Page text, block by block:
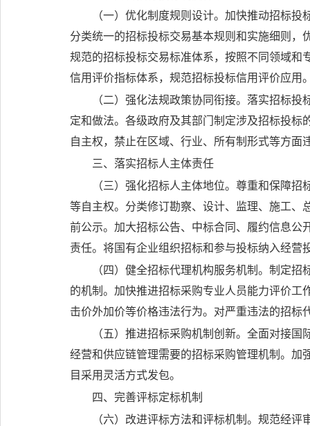
（一）优化制度规则设计。 加快推动招标投
分类统一的招标投标交易基本规则和实施细则
规范的招标投标交易标准体系，按照不同领域和
信用评价指标体系，规范招标投标信用评价应用
（二）强化法规政策协同衔接。 落实招标投
定和做法。各级政府及其部门制定涉及招标投
自主权，禁止在区域、行业、所有制形式等方面
三、落实招标人主体责任
（三）强化招标人主体地位。 尊重和保障招
等自主权。分类修订勘察、设计、监理、施工、
前公示。加大招标公告、中标合同、履约信息公
责任。将国有企业组织招标和参与投标纳入经营
（四）健全招标代理机构服务机制。 制定招
的机制。加快推进招标采购专业人员能力评价
击价外加价等价格违法行为。对严重违法的招
（五）推进招标采购机制创新。 全面对接国
经营和供应链管理需要的招标采购管理机制。加
目采用灵活方式发包。
四、完善评标定标机制
（六）改进评标方法和评标机制。 规范经评